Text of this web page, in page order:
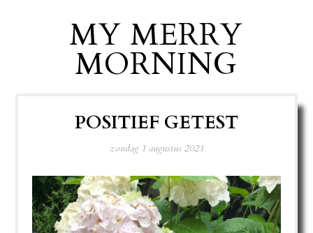
MY MERRY
MORNING
POSITIEF GETEST
zondag 1 augustus 2021